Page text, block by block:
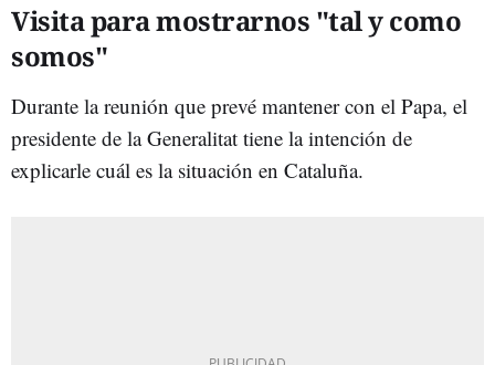
Visita para mostrarnos "tal y como
somos"
Durante la reunión que prevé mantener con el Papa, el
presidente de la Generalitat tiene la intención de
explicarle cuál es la situación en Cataluña.